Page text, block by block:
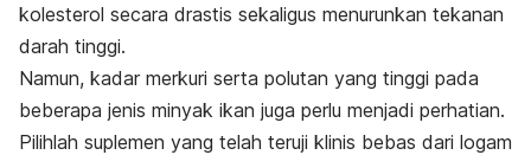
kolesterol secara drastis sekaligus menurunkan tekanan
darah tinggi.
Namun, kadar merkuri serta polutan yang tinggi pada
beberapa jenis minyak ikan juga perlu menjadi perhatian.
Pilihlah suplemen yang telah teruji klinis bebas dari logam